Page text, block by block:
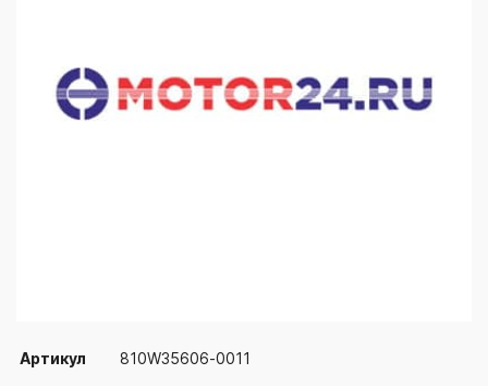
Артикул 810W35606-0011